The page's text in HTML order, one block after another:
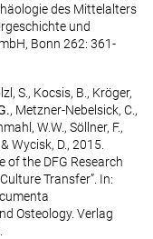
des Mittelalters
und
Bonn 262: 361-
S., Kocsis, B., Kröger,
, Metzner-Nebelsick, C.,
W.W., Söllner, F.,
Wycisk, D., 2015.
of the DFG Research
Transfer”. In:
Osteology. Verlag